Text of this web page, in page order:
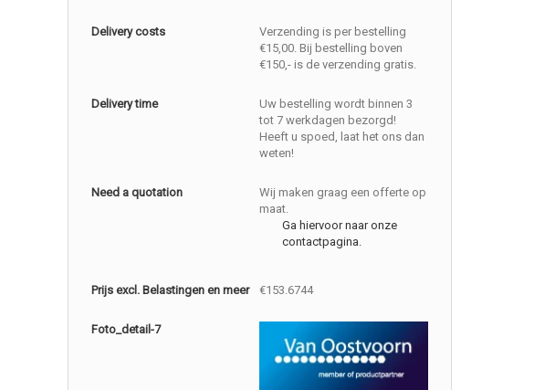
Delivery costs
Verzending is per bestelling
€15,00. Bij bestelling boven
€150,- is de verzending gratis.
Delivery time
Uw bestelling wordt binnen 3
tot 7 werkdagen bezorgd!
Heeft u spoed, laat het ons dan
weten!
Need a quotation
Wij maken graag een offerte op
maat.
Ga hiervoor naar onze
contactpagina.
Prijs excl. Belastingen en meer €153.6744
Foto_detail-7